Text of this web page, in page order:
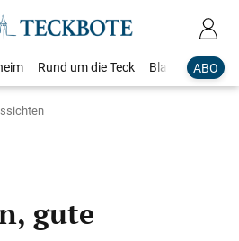
ABO
Rund um die Teck Blaulicht
gute